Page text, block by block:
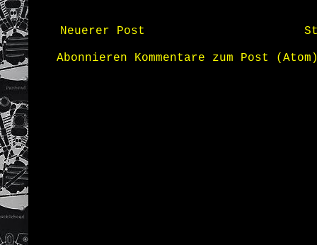
Neuerer Post
Abonnieren Kommentare zum Post